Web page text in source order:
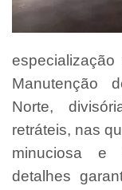
Manutenção
Norte,
retráteis, nas
minuciosa e
detalhes